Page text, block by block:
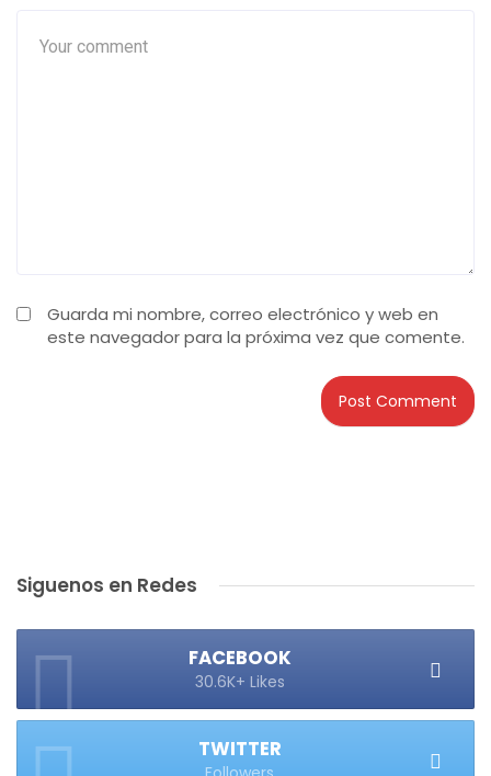
Guarda mi nombre, correo electrónico y web en
este navegador para la próxima vez que comente.
Siguenos en Redes
FACEBOOK
30.6K+ Likes
TWITTER